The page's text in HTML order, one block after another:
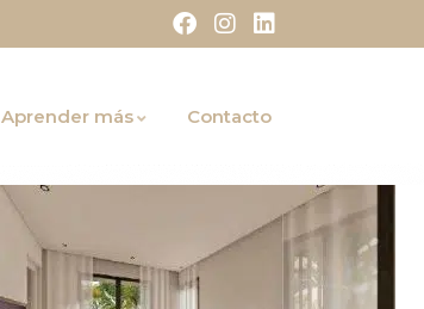
Aprender más Contacto